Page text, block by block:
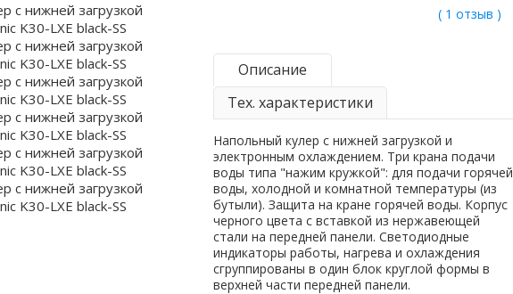
( 1 отзыв )
Описание
Тех. характеристики
Напольный кулер с нижней загрузкой и
электронным охлаждением. Три крана подачи
воды типа "нажим кружкой": для подачи горячей
воды, холодной и комнатной температуры (из
бутыли). Защита на кране горячей воды. Корпус
черного цвета с вставкой из нержавеющей
стали на передней панели. Светодиодные
индикаторы работы, нагрева и охлаждения
сгруппированы в один блок круглой формы в
верхней части передней панели.